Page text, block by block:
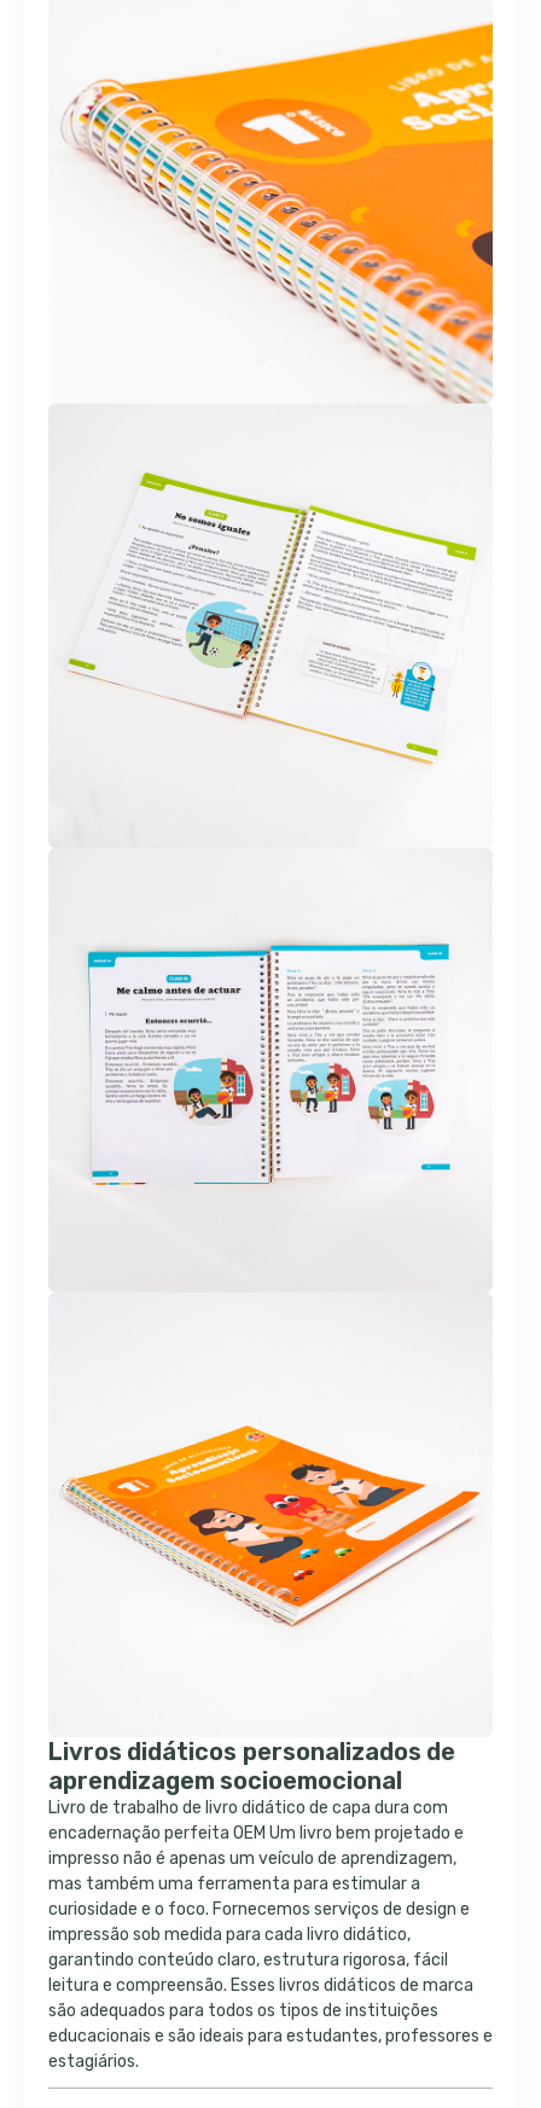
Livros didáticos personalizados de
aprendizagem socioemocional
Livro de trabalho de livro didático de capa dura com
encadernação perfeita OEM Um livro bem projetado e
impresso não é apenas um veículo de aprendizagem,
mas também uma ferramenta para estimular a
curiosidade e o foco. Fornecemos serviços de design e
impressão sob medida para cada livro didático,
garantindo conteúdo claro, estrutura rigorosa, fácil
leitura e compreensão. Esses livros didáticos de marca
são adequados para todos os tipos de instituições
educacionais e são ideais para estudantes, professores e
estagiários.